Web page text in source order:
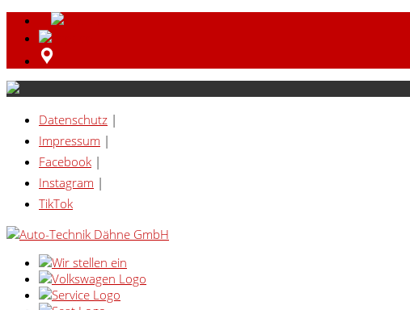
Datenschutz |
Impressum |
Facebook |
Instagram |
TikTok